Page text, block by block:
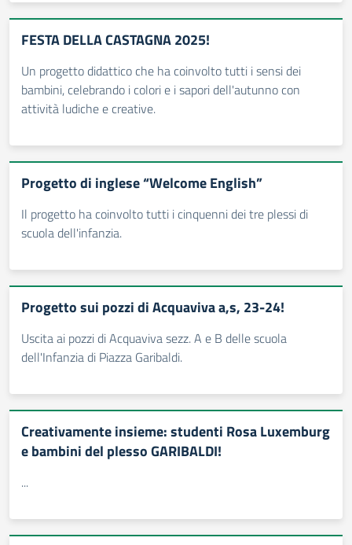
FESTA DELLA CASTAGNA 2025!
Un progetto didattico che ha coinvolto tutti i sensi dei
bambini, celebrando i colori e i sapori dell'autunno con
attività ludiche e creative.
Progetto di inglese “Welcome English”
Il progetto ha coinvolto tutti i cinquenni dei tre plessi di
scuola dell'infanzia.
Progetto sui pozzi di Acquaviva a,s, 23-24!
Uscita ai pozzi di Acquaviva sezz. A e B delle scuola
dell'Infanzia di Piazza Garibaldi.
Creativamente insieme: studenti Rosa Luxemburg
e bambini del plesso GARIBALDI!
...